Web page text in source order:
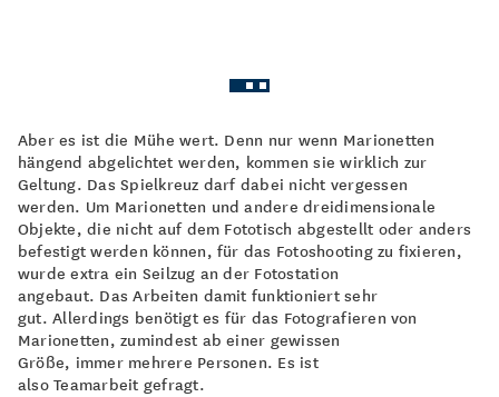
Aber es ist die Mühe wert. Denn nur wenn Marionetten
hängend abgelichtet werden, kommen sie wirklich zur
Geltung. Das Spielkreuz darf dabei nicht vergessen
werden. Um Marionetten und andere dreidimensionale
Objekte, die nicht auf dem Fototisch abgestellt oder anders
befestigt werden können, für das Fotoshooting zu fixieren,
wurde extra ein Seilzug an der Fotostation
angebaut. Das Arbeiten damit funktioniert sehr
gut. Allerdings benötigt es für das Fotografieren von
Marionetten, zumindest ab einer gewissen
Größe, immer mehrere Personen. Es ist
also Teamarbeit gefragt.